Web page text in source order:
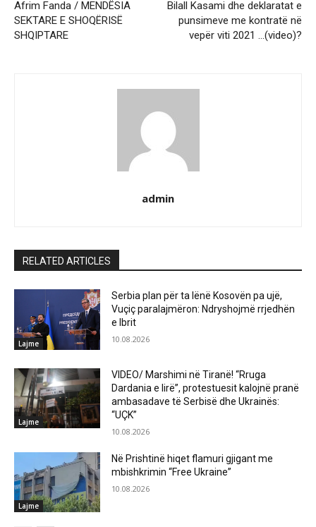
Afrim Fanda / MENDËSIA
SEKTARE E SHOQËRISË
SHQIPTARE
Bilall Kasami dhe deklaratat e
punsimeve me kontratë në
vepër viti 2021 …(video)?
admin
RELATED ARTICLES
Lajme
Serbia plan për ta lënë Kosovën pa ujë,
Vuçiç paralajmëron: Ndryshojmë rrjedhën
e Ibrit
10.08.2026
Lajme
VIDEO/ Marshimi në Tiranë! “Rruga
Dardania e lirë”, protestuesit kalojnë pranë
ambasadave të Serbisë dhe Ukrainës:
“UÇK”
10.08.2026
Lajme
Në Prishtinë hiqet flamuri gjigant me
mbishkrimin “Free Ukraine”
10.08.2026